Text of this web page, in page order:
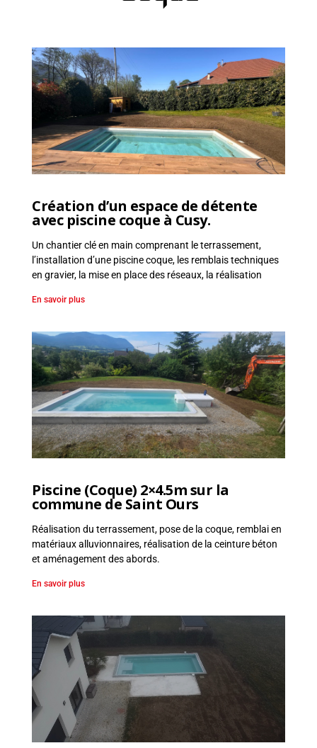
s
s
e
e
n
t
,
n
r
o
c
h
e
n
t
,
V
R
D
Création d’un espace de détente
avec piscine coque à Cusy.
Un chantier clé en main comprenant le terrassement,
l’installation d’une piscine coque, les remblais techniques
en gravier, la mise en place des réseaux, la réalisation
En savoir plus
Piscine (Coque) 2×4.5m sur la
commune de Saint Ours
Réalisation du terrassement, pose de la coque, remblai en
matériaux alluvionnaires, réalisation de la ceinture béton
et aménagement des abords.
En savoir plus